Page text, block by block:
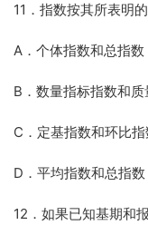
11．指数按其所表明
A．个体指数和总指数
B．数量指标指数和
C．定基指数和环比指
D．平均指数和总指数
12．如果已知基期和